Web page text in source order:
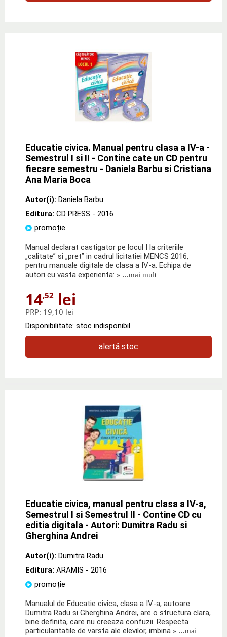
Educatie civica. Manual pentru clasa a IV-a -
Semestrul I si II - Contine cate un CD pentru
fiecare semestru - Daniela Barbu si Cristiana
Ana Maria Boca
Autor(i): Daniela Barbu
Editura: CD PRESS - 2016
promoție
Manual declarat castigator pe locul I la criteriile
„calitate” si „pret” in cadrul licitatiei MENCS 2016,
pentru manuale digitale de clasa a IV-a. Echipa de
autori cu vasta experienta: » ...mai mult
14,52 lei
PRP: 19,10 lei
Disponibilitate: stoc indisponibil
alertă stoc
Educatie civica, manual pentru clasa a IV-a,
Semestrul I si Semestrul II - Contine CD cu
editia digitala - Autori: Dumitra Radu si
Gherghina Andrei
Autor(i): Dumitra Radu
Editura: ARAMIS - 2016
promoție
Manualul de Educatie civica, clasa a IV-a, autoare
Dumitra Radu si Gherghina Andrei, are o structura clara,
bine definita, care nu creeaza confuzii. Respecta
particularitatile de varsta ale elevilor, imbina » ...mai